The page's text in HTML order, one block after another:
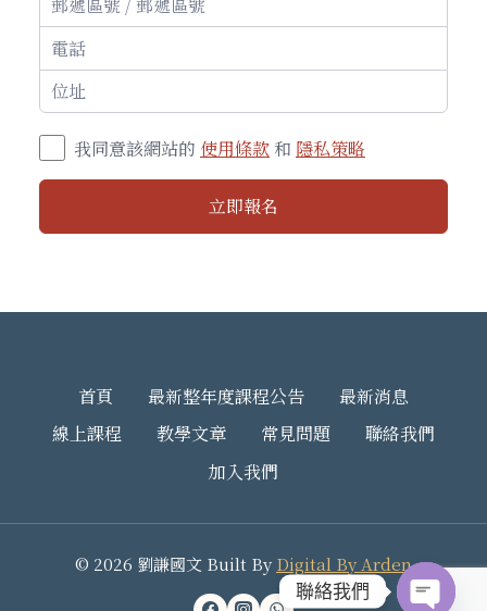
我同意該網站的 使用條款 和 隱私策略
立即報名
首頁 最新整年度課程公告
最新消息
線上課程
教學文章 常見問題
聯絡我們
加入我們
© 2026 劉謙國文 Built By Digital By Arden
聯絡我們